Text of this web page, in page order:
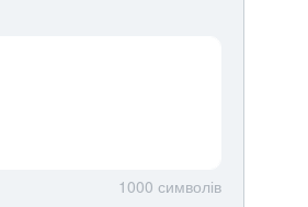
1000 символів